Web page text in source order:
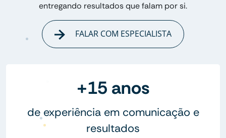
entregando resultados que falam por si.
FALAR COM ESPECIALISTA
+15 anos
de experiência em comunicação e
resultados